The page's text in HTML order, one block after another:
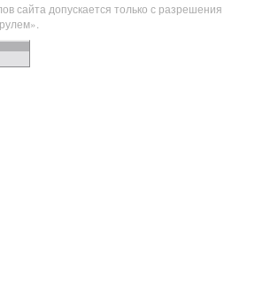
сайта допускается только с разрешения